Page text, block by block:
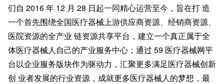
们自 2016 年 12 月 28 日起一同精心运营至今，旨在打 造
一个首先围绕全国医疗器械上游供应商资源、经销商资源、
医院资源的全产业 链资源共享平台，建立一个真正属于全
体医疗器械人自己的产业服务中心；通过 59 医疗器械网平
台以企业服务版块作为驱动力，汇聚更多满足医疗器械创新
创 业者发展的行业资源，成就更多医疗器械人的梦想，最